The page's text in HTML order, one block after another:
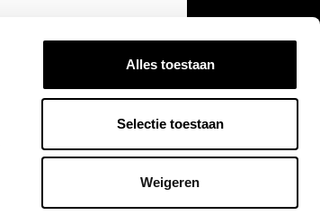
Alles toestaan
Selectie toestaan
Weigeren